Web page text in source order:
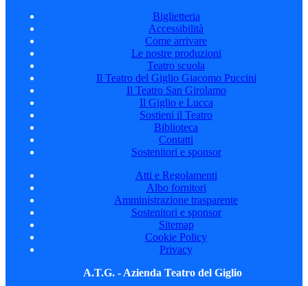
Biglietteria
Accessibilità
Come arrivare
Le nostre produzioni
Teatro scuola
Il Teatro del Giglio Giacomo Puccini
Il Teatro San Girolamo
Il Giglio e Lucca
Sostieni il Teatro
Biblioteca
Contatti
Sostenitori e sponsor
Atti e Regolamenti
Albo fornitori
Amministrazione trasparente
Sostenitori e sponsor
Sitemap
Cookie Policy
Privacy
A.T.G. - Azienda Teatro del Giglio